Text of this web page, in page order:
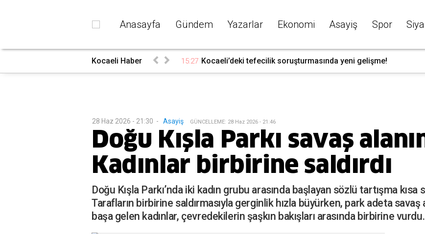
Anasayfa Gündem Yazarlar Ekonomi Asayiş Spor
Kocaeli Haber 15:27 Kocaeli’deki tefecilik soruşturmasında yeni gelişme!
28 Haz 2026 - 21:30 - Asayiş GÜNCELLEME: 28 Haz 2026 - 21:46
Doğu Kışla Parkı savaş
Kadınlar birbirine saldırdı
Doğu Kışla Parkı’nda iki kadın grubu arasında başlayan sözlü tartışma
Tarafların birbirine saldırmasıyla gerginlik hızla büyürken, park adeta savaş
başa gelen kadınlar, çevredekilerin şaşkın bakışları arasında birbirine vurdu.